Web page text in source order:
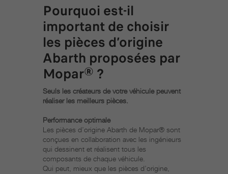
Pourquoi est-il
important de choisir
les pièces d’origine
Abarth proposées par
Mopar® ?
Seuls les créateurs de votre véhicule peuvent
réaliser les meilleurs pièces.
Performance optimale
Les pièces d’origine Abarth de Mopar® sont
conçues en collaboration avec les ingénieurs
qui dessinent et réalisent tous les
composants de chaque véhicule.
Qui peut, mieux que les pièces d’origine,